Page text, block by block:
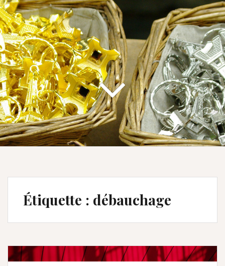
Étiquette : débauchage